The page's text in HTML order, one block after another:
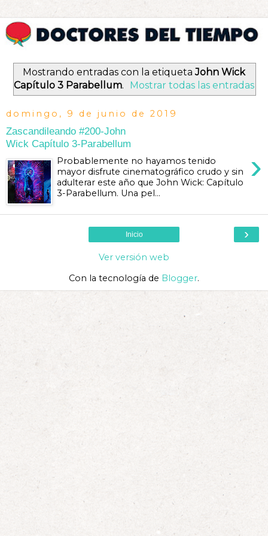
Mostrando entradas con la etiqueta John Wick
Capítulo 3 Parabellum. Mostrar todas las entradas
domingo, 9 de junio de 2019
Zascandileando #200-John
Wick Capítulo 3-Parabellum
›
Probablemente no hayamos tenido
mayor disfrute cinematográfico crudo y sin
adulterar este año que John Wick: Capítulo
3-Parabellum. Una pel...
›
Inicio
Ver versión web
Con la tecnología de Blogger.